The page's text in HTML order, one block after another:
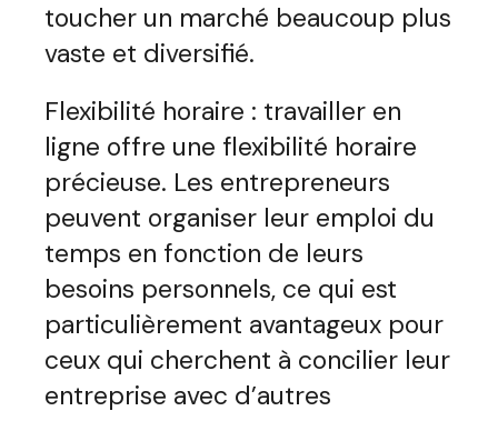
toucher un marché beaucoup plus
vaste et diversifié.
Flexibilité horaire : travailler en
ligne offre une flexibilité horaire
précieuse. Les entrepreneurs
peuvent organiser leur emploi du
temps en fonction de leurs
besoins personnels, ce qui est
particulièrement avantageux pour
ceux qui cherchent à concilier leur
entreprise avec d’autres